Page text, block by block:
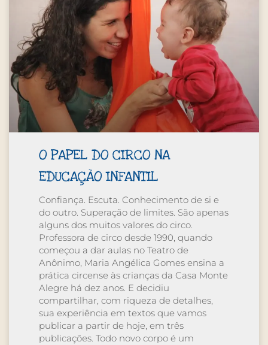
O PAPEL DO CIRCO NA
EDUCAÇÃO INFANTIL
Confiança. Escuta. Conhecimento de si e
do outro. Superação de limites. São apenas
alguns dos muitos valores do circo.
Professora de circo desde 1990, quando
começou a dar aulas no Teatro de
Anônimo, Maria Angélica Gomes ensina a
prática circense às crianças da Casa Monte
Alegre há dez anos. E decidiu
compartilhar, com riqueza de detalhes,
sua experiência em textos que vamos
publicar a partir de hoje, em três
publicações. Todo novo corpo é um